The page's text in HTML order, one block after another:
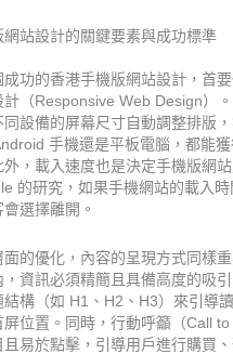
網站設計的關鍵要素與成功標準
成功的香港手機版網站設計，首
計（Responsive Web Design）
同設備的屏幕尺寸自動調整排版
手機還是平板電腦，都能
外，載入速度也是決定手機版網
的研究，如果手機網站的載入
選擇離開。
面的優化，內容的呈現方式同樣
，資訊必須精簡且具備高度的吸
結構（如 H1、H2、H3）來引導
屏位置。同時，行動呼籲（Call
且易於點擊，引導用戶進行購買